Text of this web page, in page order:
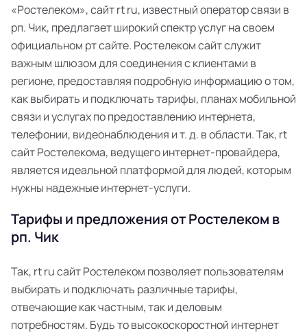
«Ростелеком», сайт rt ru, известный оператор связи в
рп. Чик, предлагает широкий спектр услуг на своем
официальном рт сайте. Ростелеком сайт служит
важным шлюзом для соединения с клиентами в
регионе, предоставляя подробную информацию о том,
как выбирать и подключать тарифы, планах мобильной
связи и услугах по предоставлению интернета,
телефонии, видеонаблюдения и т. д. в области. Так, rt
сайт Ростелекома, ведущего интернет-провайдера,
является идеальной платформой для людей, которым
нужны надежные интернет-услуги.
Тарифы и предложения от Ростелеком в
рп. Чик
Так, rt ru сайт Ростелеком позволяет пользователям
выбирать и подключать различные тарифы,
отвечающие как частным, так и деловым
потребностям. Будь то высокоскоростной интернет